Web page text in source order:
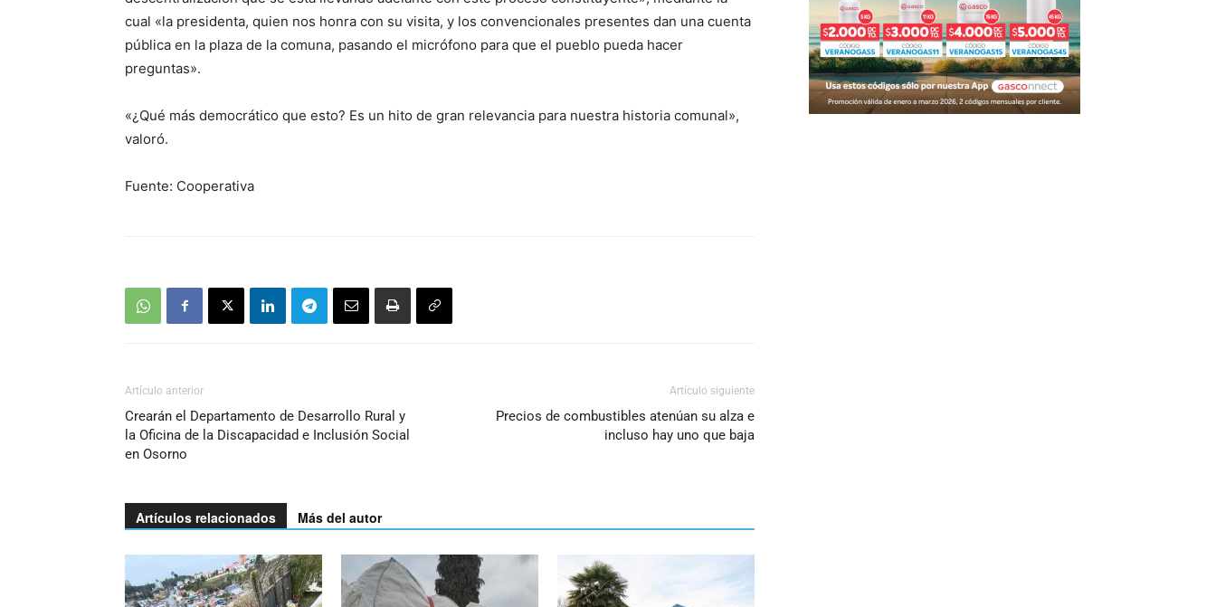
cual «la presidenta, quien nos honra con su visita, y los convencionales presentes dan una cuenta
pública en la plaza de la comuna, pasando el micrófono para que el pueblo pueda hacer
preguntas».
«¿Qué más democrático que esto? Es un hito de gran relevancia para nuestra historia comunal»,
valoró.
Fuente: Cooperativa
Artículo anterior
Crearán el Departamento de Desarrollo Rural y
la Oficina de la Discapacidad e Inclusión Social
en Osorno
Artículo siguiente
Precios de combustibles atenúan su alza e
incluso hay uno que baja
Artículos relacionados Más del autor